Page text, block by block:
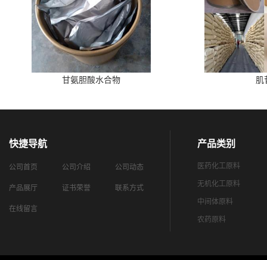
甘氨胆酸水合物 肌
快捷导航
公司首页 公司介绍 公司动态
产品展厅 证书荣誉 联系方式
在线留言
产品类别
医药化工原料
无机化工原料
中间体原料
农药原料